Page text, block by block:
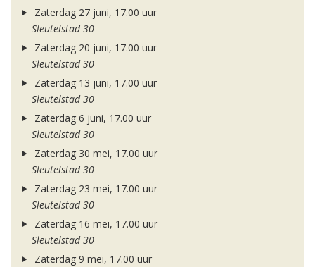
Zaterdag 27 juni, 17.00 uur
Sleutelstad 30
Zaterdag 20 juni, 17.00 uur
Sleutelstad 30
Zaterdag 13 juni, 17.00 uur
Sleutelstad 30
Zaterdag 6 juni, 17.00 uur
Sleutelstad 30
Zaterdag 30 mei, 17.00 uur
Sleutelstad 30
Zaterdag 23 mei, 17.00 uur
Sleutelstad 30
Zaterdag 16 mei, 17.00 uur
Sleutelstad 30
Zaterdag 9 mei, 17.00 uur